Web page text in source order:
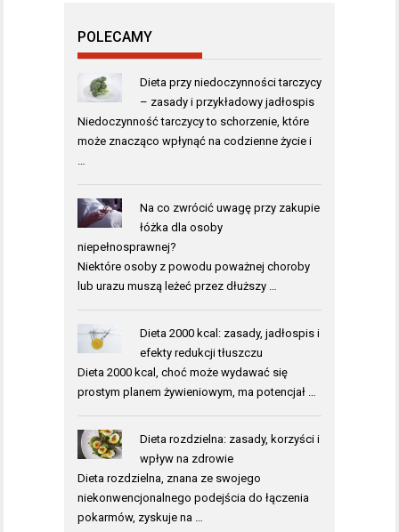
POLECAMY
Dieta przy niedoczynności tarczycy
– zasady i przykładowy jadłospis
Niedoczynność tarczycy to schorzenie, które
może znacząco wpłynąć na codzienne życie i
Na co zwrócić uwagę przy zakupie
łóżka dla osoby
niepełnosprawnej?
Niektóre osoby z powodu poważnej choroby
lub urazu muszą leżeć przez dłuższy …
Dieta 2000 kcal: zasady, jadłospis i
efekty redukcji tłuszczu
Dieta 2000 kcal, choć może wydawać się
prostym planem żywieniowym, ma potencjał …
Dieta rozdzielna: zasady, korzyści i
wpływ na zdrowie
Dieta rozdzielna, znana ze swojego
niekonwencjonalnego podejścia do łączenia
pokarmów, zyskuje na …